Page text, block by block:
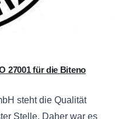
27001 für die Biteno
steht die Qualität
Stelle. Daher war es